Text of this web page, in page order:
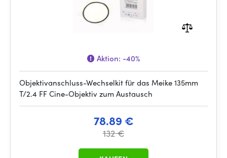
Aktion: -40%
Objektivanschluss-Wechselkit für das Meike 135mm
T/2.4 FF Cine-Objektiv zum Austausch
78.89 €
132 €